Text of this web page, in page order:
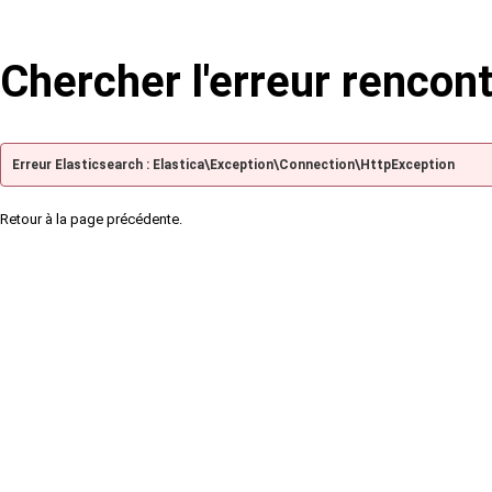
Chercher l'erreur
Erreur Elasticsearch : Elastica\Exception\Connection\HttpException
Retour à la page précédente.